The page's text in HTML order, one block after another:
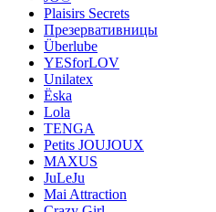
Plaisirs Secrets
Презервативницы
Überlube
YESforLOV
Unilatex
Ёska
Lola
TENGA
Petits JOUJOUX
MAXUS
JuLeJu
Mai Attraction